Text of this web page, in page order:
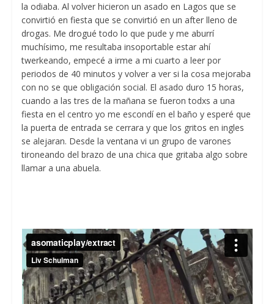
la odiaba. Al volver hicieron un asado en Lagos que se
convirtió en fiesta que se convirtió en un after lleno de
drogas. Me drogué todo lo que pude y me aburrí
muchísimo, me resultaba insoportable estar ahí
twerkeando, empecé a irme a mi cuarto a leer por
periodos de 40 minutos y volver a ver si la cosa mejoraba
con no se que obligación social. El asado duro 15 horas,
cuando a las tres de la mañana se fueron todxs a una
fiesta en el centro yo me escondí en el baño y esperé que
la puerta de entrada se cerrara y que los gritos en ingles
se alejaran. Desde la ventana vi un grupo de varones
tironeando del brazo de una chica que gritaba algo sobre
llamar a una abuela.